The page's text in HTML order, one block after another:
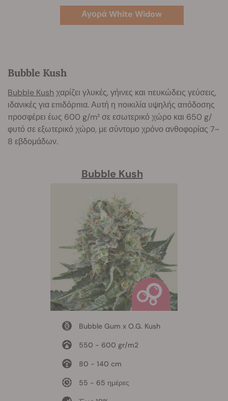
Αγορά White Widow
Bubble Kush
Bubble Kush χαρίζει γλυκές, γήινες και πευκώδεις γεύσεις,
ιδανικές για επιδόρπια. Αυτή η ποικιλία υψηλής απόδοσης
προσφέρει έως 600 g/m² σε εσωτερικό χώρο και 650 g/
φυτό σε εξωτερικό χώρο, με σύντομο χρόνο ανθοφορίας 7–
8 εβδομάδων.
Bubble Kush
Bubble Gum x O.G. Kush
550 - 600 gr/m2
80 - 140 cm
55 - 65 ημέρες